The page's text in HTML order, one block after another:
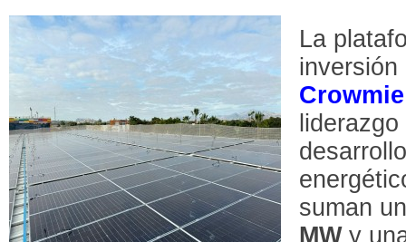
La
Crowmie
suman
MWy